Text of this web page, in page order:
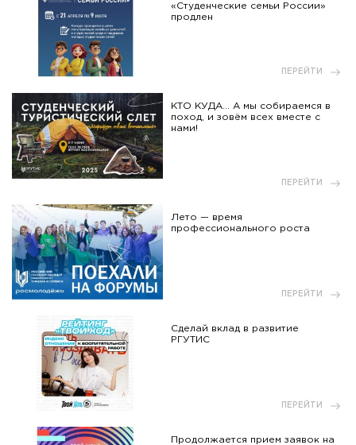
«Студенческие семьи России»
продлен
ПЕРЕЙТИ
КТО КУДА... А мы собираемся в
поход, и зовём всех вместе с
нами!
ПЕРЕЙТИ
Лето — время
профессионального роста
ПЕРЕЙТИ
Сделай вклад в развитие
РГУТИС
ПЕРЕЙТИ
Продолжается прием заявок на